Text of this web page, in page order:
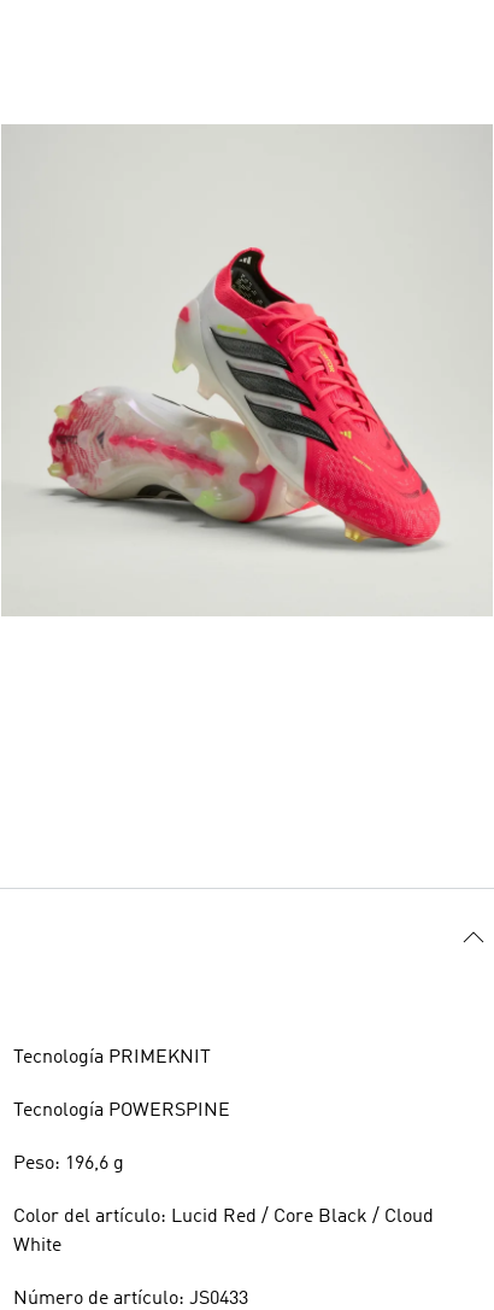
Tecnología PRIMEKNIT
Tecnología POWERSPINE
Peso: 196,6 g
Color del artículo: Lucid Red / Core Black / Cloud
White
Número de artículo: JS0433